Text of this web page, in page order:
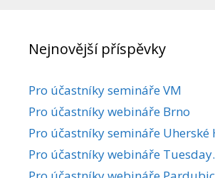
Nejnovější příspěvky
Pro účastníky semináře VM
Pro účastníky webináře Brno
Pro účastníky semináře Uherské
Pro účastníky webináře